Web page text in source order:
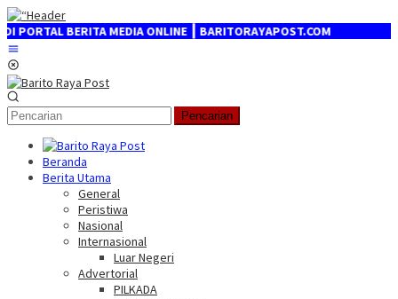
Loncat
ke
konten
BERITA MEDIA ONLINE ┃ BARITORAYAPOST.COM
Pencarian
Beranda
Berita Utama
General
Peristiwa
Nasional
Internasional
Luar Negeri
Advertorial
PILKADA